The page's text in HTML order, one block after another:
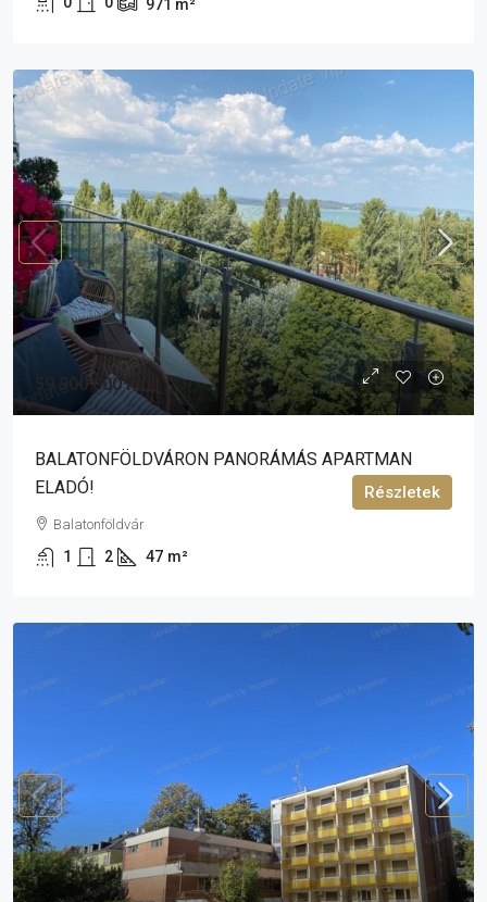
971 m²
59 900 000 Ft
BALATONFÖLDVÁRON PANORÁMÁS APARTMAN
ELADÓ!
Balatonföldvár
1 2 47 m²
Részletek